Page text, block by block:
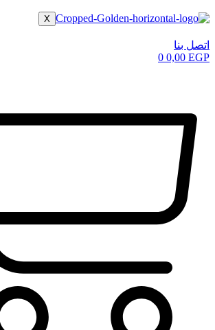
X
اتصل بنا
0,00EGP
0